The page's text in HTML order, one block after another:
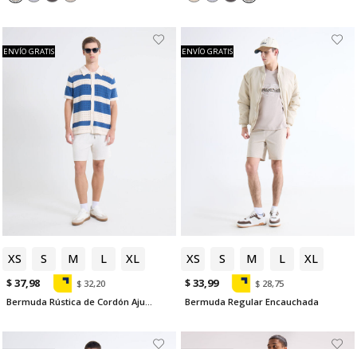
XS S M L XL
ENVÍO GRATIS
$ 37,98
$ 32,20
Bermuda Rústica de Cordón Ajustable
XS S M L XL
ENVÍO GRATIS
$ 33,99
$ 28,75
Bermuda Regular Encauchada